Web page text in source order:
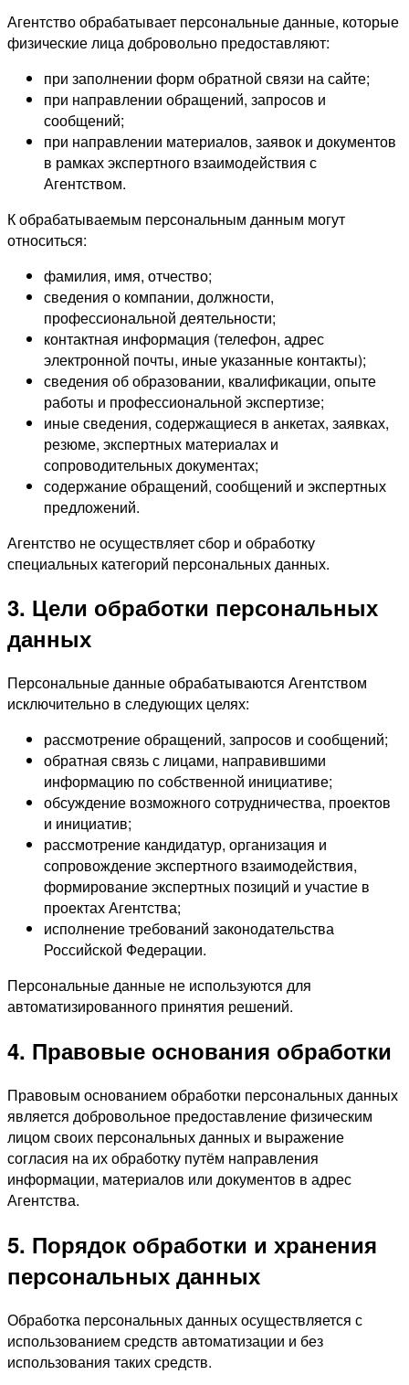
Агентство обрабатывает персональные данные, которые
физические лица добровольно предоставляют:
при заполнении форм обратной связи на сайте;
при направлении обращений, запросов и
сообщений;
при направлении материалов, заявок и документов
в рамках экспертного взаимодействия с
Агентством.
К обрабатываемым персональным данным могут
относиться:
фамилия, имя, отчество;
сведения о компании, должности,
профессиональной деятельности;
контактная информация (телефон, адрес
электронной почты, иные указанные контакты);
сведения об образовании, квалификации, опыте
работы и профессиональной экспертизе;
иные сведения, содержащиеся в анкетах, заявках,
резюме, экспертных материалах и
сопроводительных документах;
содержание обращений, сообщений и экспертных
предложений.
Агентство не осуществляет сбор и обработку
специальных категорий персональных данных.
3. Цели обработки персональных
данных
Персональные данные обрабатываются Агентством
исключительно в следующих целях:
рассмотрение обращений, запросов и сообщений;
обратная связь с лицами, направившими
информацию по собственной инициативе;
обсуждение возможного сотрудничества, проектов
и инициатив;
рассмотрение кандидатур, организация и
сопровождение экспертного взаимодействия,
формирование экспертных позиций и участие в
проектах Агентства;
исполнение требований законодательства
Российской Федерации.
Персональные данные не используются для
автоматизированного принятия решений.
4. Правовые основания обработки
Правовым основанием обработки персональных данных
является добровольное предоставление физическим
лицом своих персональных данных и выражение
согласия на их обработку путём направления
информации, материалов или документов в адрес
Агентства.
5. Порядок обработки и хранения
персональных данных
Обработка персональных данных осуществляется с
использованием средств автоматизации и без
использования таких средств.